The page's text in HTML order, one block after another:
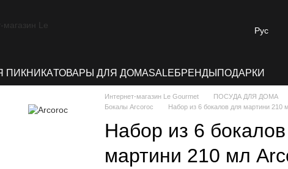
Рус
ПИКНИКАТОВАРЫ ДЛЯ ДОМАSALEБРЕНДЫ ПОДАРКИ
Интернет-магазин Le Gourmet ПОСУДА ДЛЯ ДОМА
Бокалы Arcoroc
Набор из 6 бокалов для мартини 210
Набор из 6
мартини 210 мл